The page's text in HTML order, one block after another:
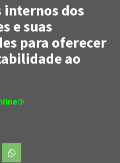
internos dos
e suas
para oferecer
ao